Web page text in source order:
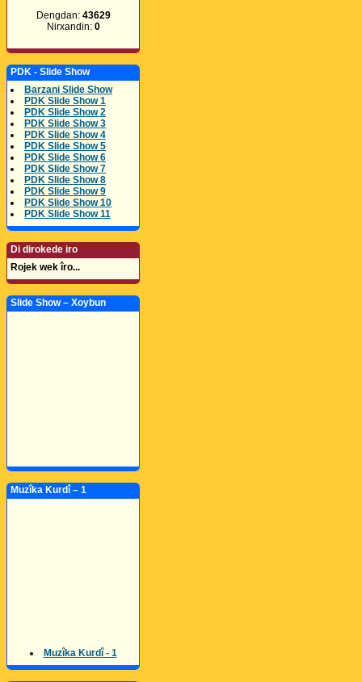
Dengdan: 43629
Nirxandin: 0
PDK - Slide Show
Barzani Slide Show
PDK Slide Show 1
PDK Slide Show 2
PDK Slide Show 3
PDK Slide Show 4
PDK Slide Show 5
PDK Slide Show 6
PDK Slide Show 7
PDK Slide Show 8
PDK Slide Show 9
PDK Slide Show 10
PDK Slide Show 11
Di dirokede iro
Rojek wek îro...
Slide Show – Xoybun
Muzîka Kurdî – 1
Muzîka Kurdî - 1